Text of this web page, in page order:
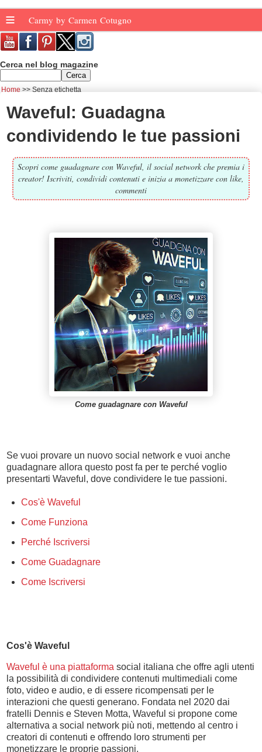
≡ Carmy by Carmen Cotugno
Cerca nel blog magazine
Home Senza etichetta
Waveful: Guadagna
condividendo le tue passioni
Scopri come guadagnare con Waveful, il social network che premia i
creator! Iscriviti, condividi contenuti e inizia a monetizzare con like,
commenti
Come guadagnare con Waveful
Se vuoi provare un nuovo social network e vuoi anche
guadagnare allora questo post fa per te perché voglio
presentarti Waveful, dove condividere le tue passioni.
Cos'è Waveful
Come Funziona
Perché Iscriversi
Come Guadagnare
Come Iscriversi
Cos'è Waveful
Waveful è una piattaforma social italiana che offre agli utenti
la possibilità di condividere contenuti multimediali come
foto, video e audio, e di essere ricompensati per le
interazioni che questi generano. Fondata nel 2020 dai
fratelli Dennis e Steven Motta, Waveful si propone come
alternativa a social network più noti, mettendo al centro i
creatori di contenuti e offrendo loro strumenti per
monetizzare le proprie passioni.